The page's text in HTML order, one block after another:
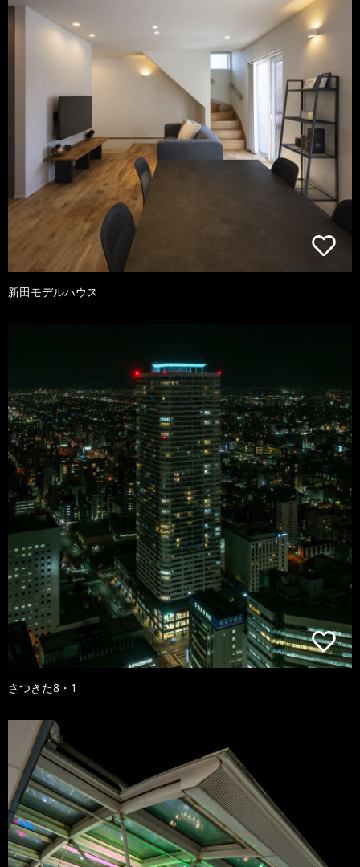
新田モデルハウス
さつきた8・1